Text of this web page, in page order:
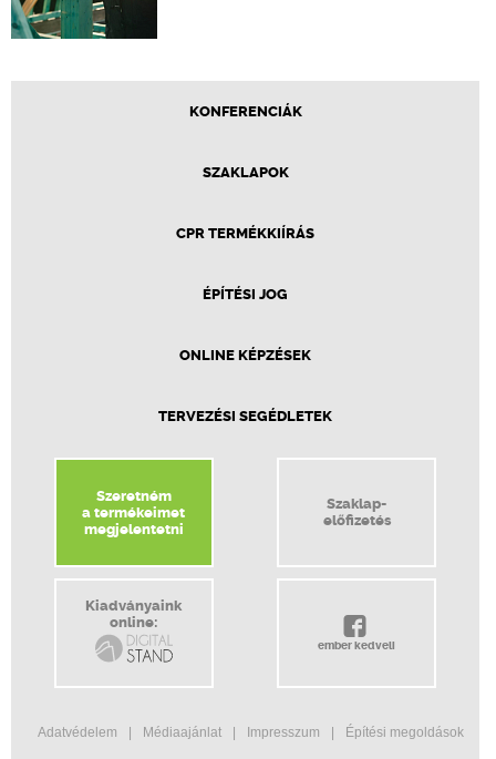
KONFERENCIÁK
SZAKLAPOK
CPR TERMÉKKIÍRÁS
ÉPÍTÉSI JOG
ONLINE KÉPZÉSEK
TERVEZÉSI SEGÉDLETEK
Szeretném
a termékeimet
megjelentetni
Szaklap-
előfizetés
Kiadványaink
online:
ember kedveli
Adatvédelem Médiaajánlat Impresszum Építési megoldások